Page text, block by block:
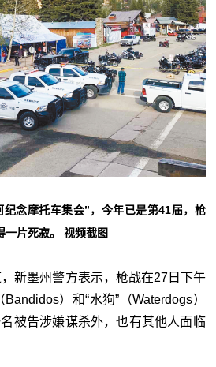
念摩托车集会”，今年已是第41届，枪
一片死寂。 视频截图
新墨州警方表示，枪战在27日下午
）和“水狗”（Waterdogs）
被告涉嫌谋杀外，也有其他人面临